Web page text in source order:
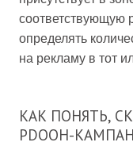
соответствующую
определять
на рекламу в тот
КАК ПОНЯТЬ,
PDOOH-